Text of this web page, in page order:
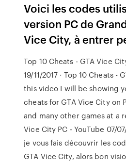
Voici les codes
version PC de
Vice City, à entrer
Top 10 Cheats - GTA Vice
19/11/2017 · Top 10 Cheats -
this video I will be showing
cheats for GTA Vice City on
and many other games at a
Vice City PC - YouTube 07/
je vous fais découvrir les
GTA Vice City, alors bon